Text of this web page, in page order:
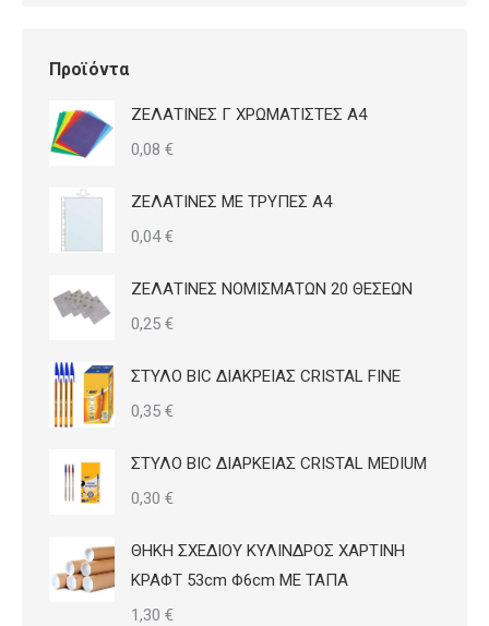
προϊόντος
Προϊόντα
ΖΕΛΑΤΙΝΕΣ Γ ΧΡΩΜΑΤΙΣΤΕΣ Α4
0,08 €
ΖΕΛΑΤΙΝΕΣ ΜΕ ΤΡΥΠΕΣ Α4
0,04€
ΖΕΛΑΤΙΝΕΣ ΝΟΜΙΣΜΑΤΩΝ 20 ΘΕΣΕΩΝ
0,25 €
ΣΤΥΛΟ BIC ΔΙΑΚΡΕΙΑΣ CRISTAL FINE
0,35 €
ΣΤΥΛΟ BIC ΔΙΑΡΚΕΙΑΣ CRISTAL MEDIUM
0,30 €
ΘΗΚΗ ΣΧΕΔΙΟΥ ΚΥΛΙΝΔΡΟΣ ΧΑΡΤΙΝΗ
ΚΡΑΦΤ 53cm Φ6cm ΜΕ ΤΑΠΑ
1,30 €